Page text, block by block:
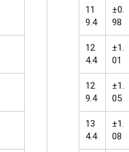
11
9.4
±0.
98
12
4.4
±1.
01
12
9.4
±1.
05
13
4.4
±1.
08